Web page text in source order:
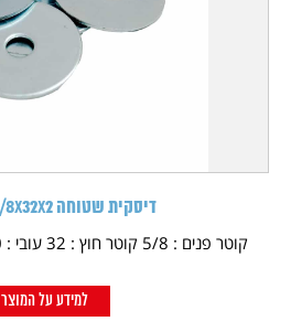
דיסקית שטוחה 5/8X32X2 - מגולוון
קוטר פנים : 5/8 קוטר חוץ : 32 עובי : 1.5-2.0 כמות בקופסא...
למידע על המוצר